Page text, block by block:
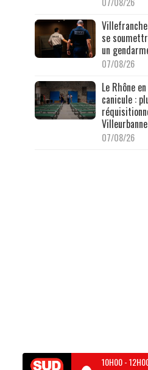
se
un
07/08/26
Le Rhône
canicule :
Villeurbanne
07/08/26
10H00-